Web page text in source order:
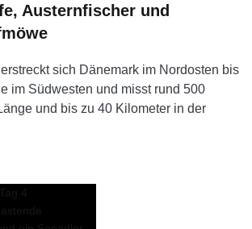
Austernfischer und
sich Dänemark im Nordosten bis
im Südwesten und misst rund 500
und bis zu 40 Kilometer in der